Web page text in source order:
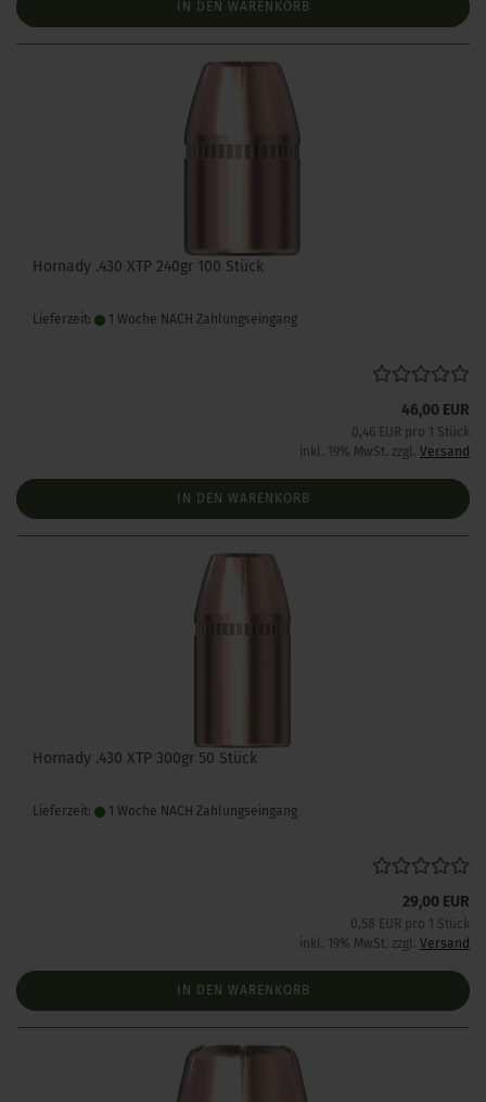
IN DEN WARENKORB
Hornady .430 XTP 240gr 100 Stück
Lieferzeit: 1 Woche NACH Zahlungseingang
46,00 EUR
0,46 EUR pro 1 Stück
inkl. 19% MwSt. zzgl. Versand
IN DEN WARENKORB
Hornady .430 XTP 300gr 50 Stück
Lieferzeit: 1 Woche NACH Zahlungseingang
29,00 EUR
0,58 EUR pro 1 Stück
inkl. 19% MwSt. zzgl. Versand
IN DEN WARENKORB